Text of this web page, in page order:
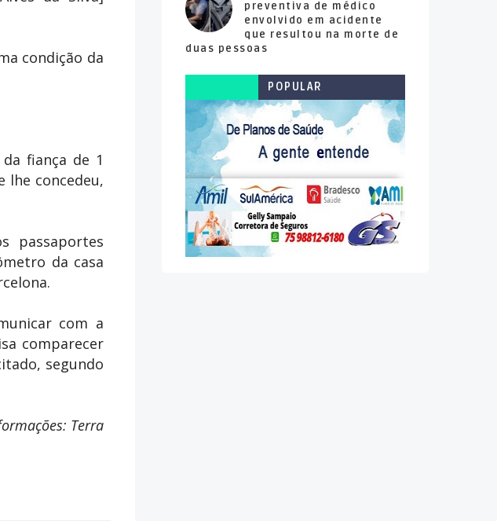
condição da
fiança de 1
lhe concedeu,
passaportes
da casa
com a
comparecer
segundo
Terra
preventiva de médico
envolvido em acidente
que resultou na morte de
duas pessoas
POPULAR